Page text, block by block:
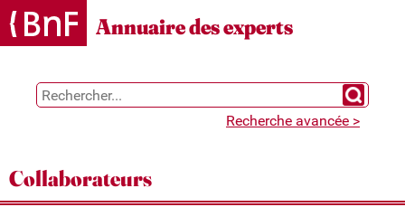
Gestion des cookies
Annuaire des experts
Chercher
Recherche avancée >
Collaborateurs